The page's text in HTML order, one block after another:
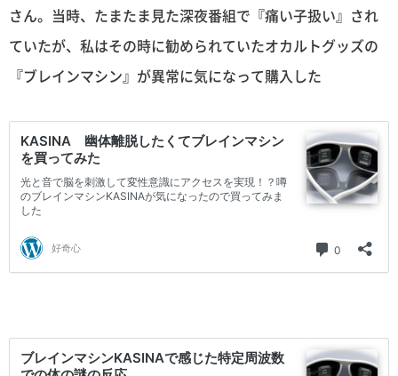
さん。当時、たまたま見た深夜番組で『痛い子扱い』され
ていたが、私はその時に勧められていたオカルトグッズの
『ブレインマシン』が異常に気になって購入した